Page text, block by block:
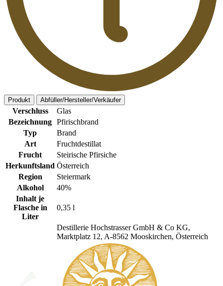
Produkt Abfüller/Hersteller/Verkäufer
Verschluss
Glas
Bezeichnung Pfirischbrand
Typ
Brand
Art
Fruchtdestillat
Frucht
Steirische Pfirsiche
Herkunftsland Österreich
Region
Steiermark
Alkohol
40%
Inhalt je
Flasche in
Liter
0,35 l
Destillerie Hochstrasser GmbH & Co KG,
Marktplatz 12, A-8562 Mooskirchen, Österreich